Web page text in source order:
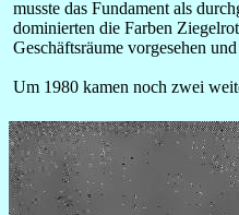
musste das Fundament als
dominierten die Farben
Geschäftsräume vorgesehen
Um 1980 kamen noch zwei